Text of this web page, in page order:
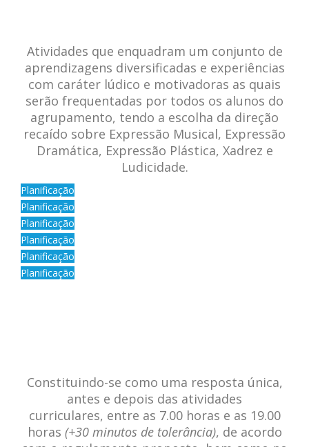
Atividades que enquadram um conjunto de
aprendizagens diversificadas e experiências
com caráter lúdico e motivadoras as quais
serão frequentadas por todos os alunos do
agrupamento, tendo a escolha da direção
recaído sobre Expressão Musical, Expressão
Dramática, Expressão Plástica, Xadrez e
Ludicidade.
Planificação
Planificação
Planificação
Planificação
Planificação
Planificação
Constituindo-se como uma resposta única,
antes e depois das atividades
curriculares, entre as 7.00 horas e as 19.00
horas (+30 minutos de tolerância), de acordo